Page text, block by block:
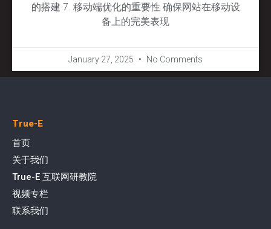
的搭建 7. 移动端优化的重要性 确保网站在移动设
备上的完美表现
January 27, 2025 No Comments
True-E
首页
关于我们
True-E 互联网研教院
视频专栏
联系我们